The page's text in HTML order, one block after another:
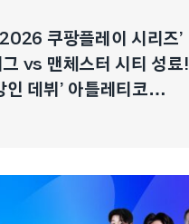
쿠팡플레이 시리즈’
그 vs 맨체스터 시티 성료!
인 데뷔’ 아틀레티코
대감 최고조